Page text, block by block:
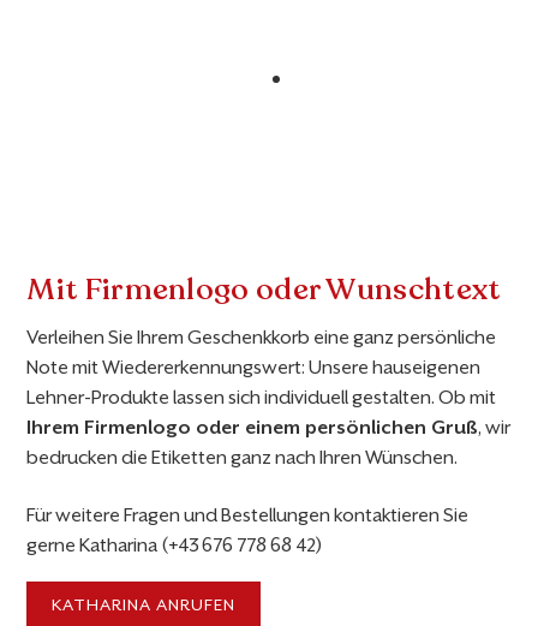
Mit Firmenlogo oder Wunschtext
Verleihen Sie Ihrem Geschenkkorb eine ganz persönliche
Note mit Wiedererkennungswert: Unsere hauseigenen
Lehner-Produkte lassen sich individuell gestalten. Ob mit
Ihrem Firmenlogo oder einem persönlichen Gruß, wir
bedrucken die Etiketten ganz nach Ihren Wünschen.
Für weitere Fragen und Bestellungen kontaktieren Sie
gerne Katharina (+43 676 778 68 42)
KATHARINA ANRUFEN